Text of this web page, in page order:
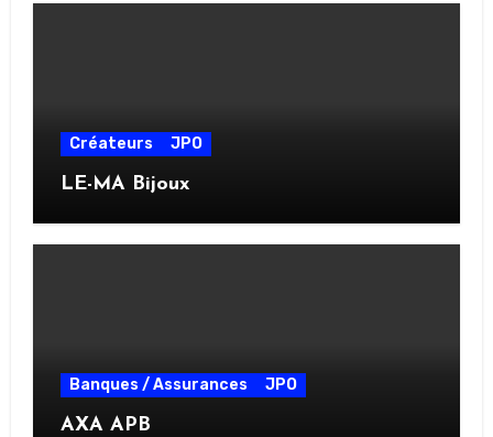
Créateurs JPO
LE-MA Bijoux
Banques / Assurances JPO
AXA APB